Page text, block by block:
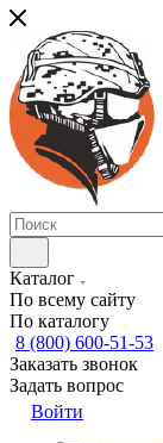
Каталог
По всему сайту
По каталогу
8 (800) 600-51-53
Заказать звонок
Задать вопрос
Войти